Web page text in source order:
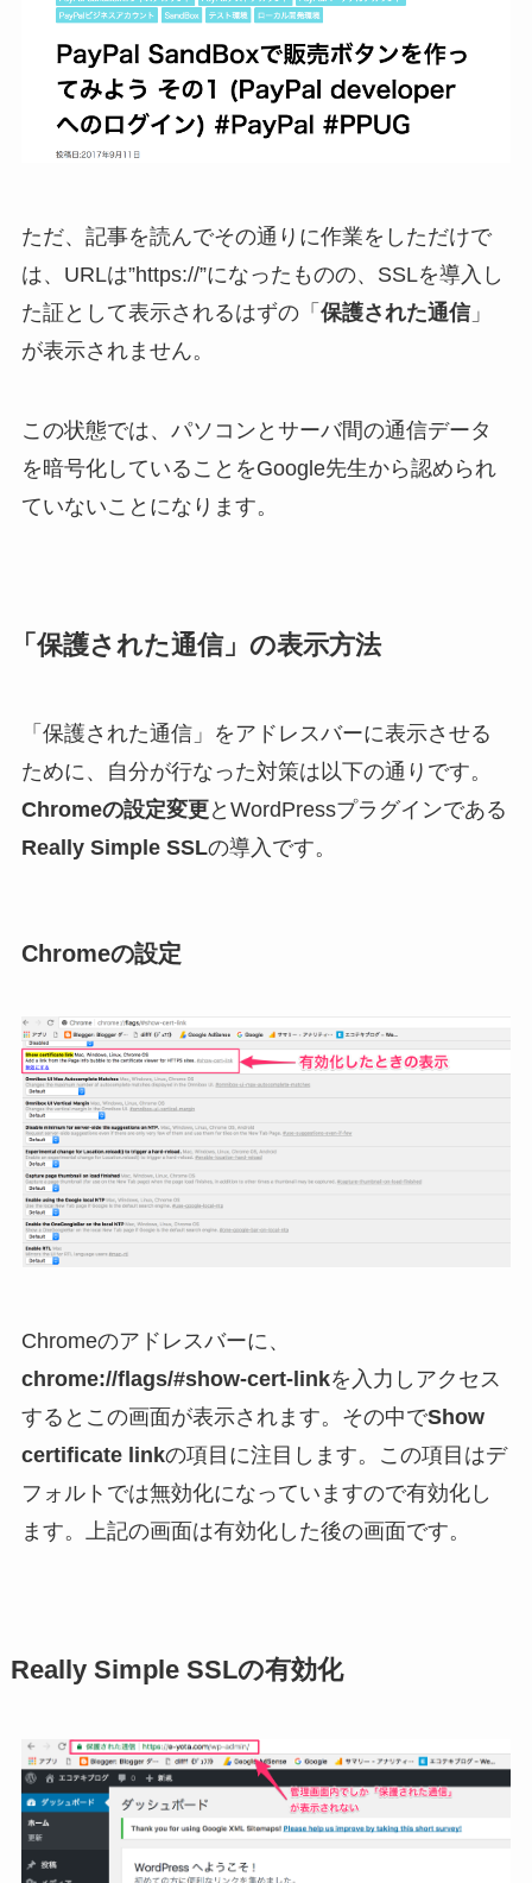
ただ、記事を読んでその通りに作業をしただけで
は、URLは”https://”になったものの、SSLを導入し
た証として表示されるはずの「 保護された通信」
が表示されません。
この状態では、パソコンとサーバ間の通信データ
を暗号化していることをGoogle先生から認められ
ていないことになります。
「保護された通信」の表示方法
「保護された通信」をアドレスバーに表示させる
ために、自分が行なった対策は以下の通りです。
Chromeの設定変更とWordPressプラグインである
Really Simple SSLの導入です。
Chromeの設定
Chromeのアドレスバーに、
chrome://flags/#show-cert-linkを入力しアクセス
するとこの画面が表示されます。その中でShow
certificate linkの項目に注目します。この項目はデ
フォルトでは無効化になっていますので有効化し
ます。上記の画面は有効化した後の画面です。
Really Simple SSLの有効化